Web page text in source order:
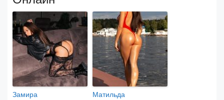
Замира Матильда